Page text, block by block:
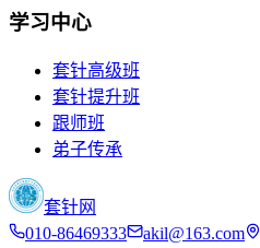
学习中心
套针高级班
套针提升班
跟师班
弟子传承
套针网
010-86469333
akil@163.com